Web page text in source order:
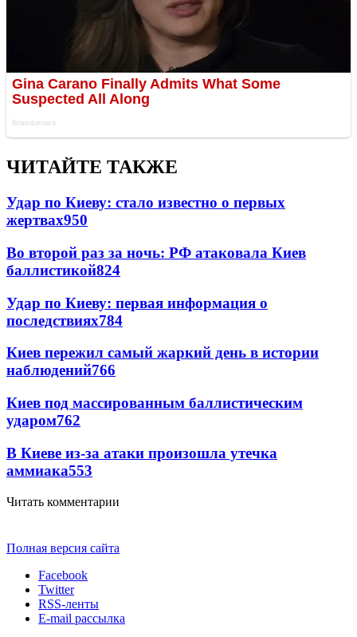
ЧИТАЙТЕ ТАКЖЕ
Удар по Киеву: стало известно о первых
жертвах950
Во второй раз за ночь: РФ атаковала Киев
баллистикой824
Удар по Киеву: первая информация о
последствиях784
Киев пережил самый жаркий день в истории
наблюдений766
Киев под массированным баллистическим
ударом762
В Киеве из-за атаки произошла утечка
аммиака553
Читать комментарии
Полная версия сайта
Facebook
Twitter
RSS-ленты
E-mail рассылка